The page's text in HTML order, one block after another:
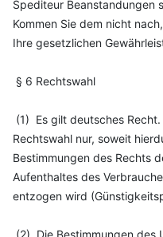
Spediteur Beanstandungen
Kommen Sie dem nicht
Ihre gesetzlichen
§ 6 Rechtswahl
(1) Es gilt deutsches
Rechtswahl nur, soweit
Bestimmungen des Rechts
Aufenthaltes des
entzogen wird
(2) Die Bestimmungen des